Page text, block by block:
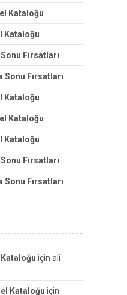
Kataloğu
Kataloğu
Fırsatları
Sonu Fırsatları
Kataloğu
Kataloğu
Kataloğu
Fırsatları
Sonu Fırsatları
için ali
Kataloğu için